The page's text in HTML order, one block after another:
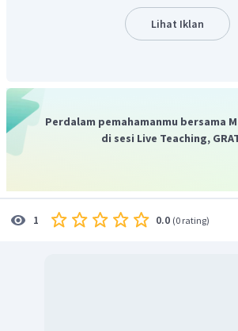
Lihat Iklan
Perdalam pemahamanmu bersama
di sesi Live Teaching,
1 0.0 (0 rating)